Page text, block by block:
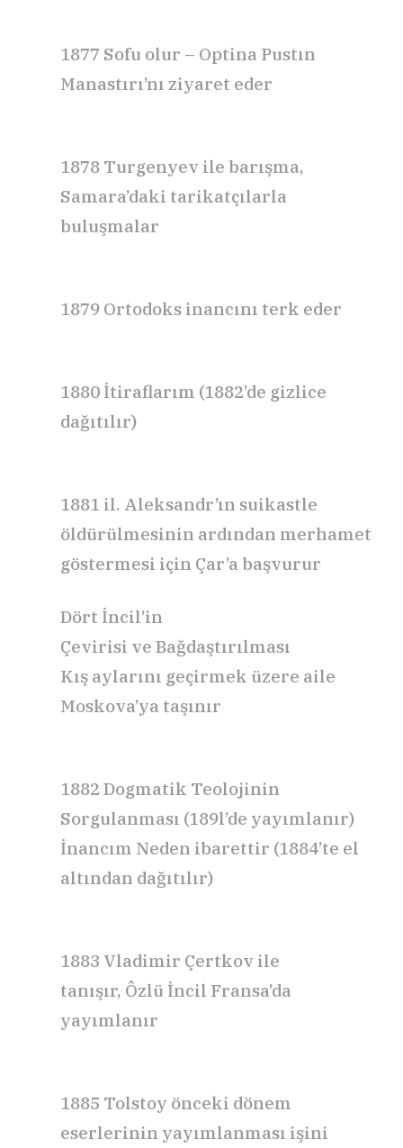
1877 Sofu olur – Optina Pustın
Manastırı’nı ziyaret eder
1878 Turgenyev ile barışma,
Samara’daki tarikatçılarla
buluşmalar
1879 Ortodoks inancını terk eder
1880 İtiraflarım (1882’de gizlice
dağıtılır)
1881 il. Aleksandr’ın suikastle
öldürülmesinin ardından merhamet
göstermesi için Çar’a başvurur
Dört İncil’in
Çevirisi ve Bağdaştırılması
Kış aylarını geçirmek üzere aile
Moskova’ya taşınır
1882 Dogmatik Teolojinin
Sorgulanması (189l’de yayımlanır)
İnancım Neden ibarettir (1884’te el
altından dağıtılır)
1883 Vladimir Çertkov ile
tanışır, Ôzlü İncil Fransa’da
yayımlanır
1885 Tolstoy önceki dönem
eserlerinin yayımlanması işini